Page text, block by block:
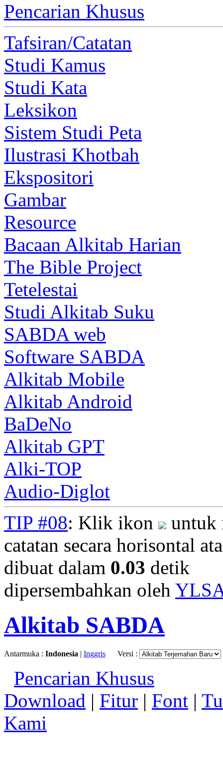
Pencarian Khusus
Tafsiran/Catatan
Studi Kamus
Studi Kata
Leksikon
Sistem Studi Peta
Ilustrasi Khotbah
Ekspositori
Gambar
Resource
Bacaan Alkitab Harian
The Bible Project
Tetelestai
Studi Alkitab Suku
SABDA web
Software SABDA
Alkitab Mobile
Alkitab Android
BaDeNo
Alkitab GPT
Alki-TOP
Audio-Diglot
TIP #08: Klik ikon
untuk
catatan secara horisontal
dibuat dalam 0.03 detik
dipersembahkan oleh
Alkitab SABDA
Antarmuka : Indonesia | Inggris Versi :
Pencarian Khusus
Download | Fitur | Font |
Kami